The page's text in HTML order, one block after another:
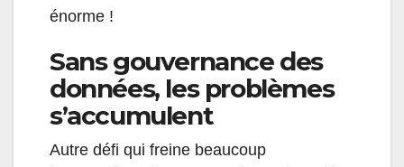
énorme !
Sans gouvernance des
données, les problèmes
s’accumulent
Autre défi qui freine beaucoup